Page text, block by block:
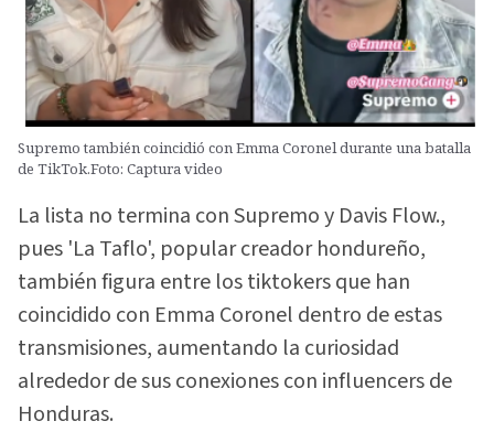
Supremo también coincidió con Emma Coronel durante una batalla
de TikTok.Foto: Captura video
La lista no termina con Supremo y Davis Flow.,
pues 'La Taflo', popular creador hondureño,
también figura entre los tiktokers que han
coincidido con Emma Coronel dentro de estas
transmisiones, aumentando la curiosidad
alrededor de sus conexiones con influencers de
Honduras.